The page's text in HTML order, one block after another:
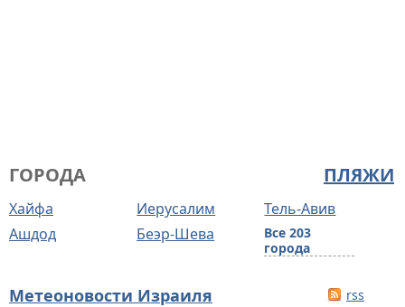
ПЛЯЖИ
ГОРОДА
Хайфа Иерусалим
Тель-Авив
Ашдод
Беэр-Шева
Все 203
города
Метеоновости Израиля rss